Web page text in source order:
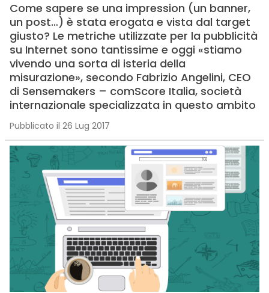
Come sapere se una impression (un banner,
un post…) è stata erogata e vista dal target
giusto? Le metriche utilizzate per la pubblicità
su Internet sono tantissime e oggi «stiamo
vivendo una sorta di isteria della
misurazione», secondo Fabrizio Angelini, CEO
di Sensemakers – comScore Italia, società
internazionale specializzata in questo ambito
Pubblicato il 26 Lug 2017